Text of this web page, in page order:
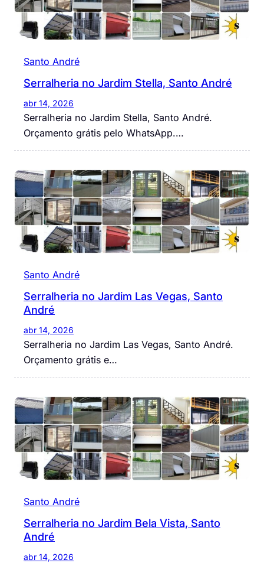
Santo André
Serralheria no Jardim Stella, Santo André
abr 14, 2026
Serralheria no Jardim Stella, Santo André.
Orçamento grátis pelo WhatsApp.…
Santo André
Serralheria no Jardim Las Vegas, Santo
André
abr 14, 2026
Serralheria no Jardim Las Vegas, Santo André.
Orçamento grátis e…
Santo André
Serralheria no Jardim Bela Vista, Santo
André
abr 14, 2026